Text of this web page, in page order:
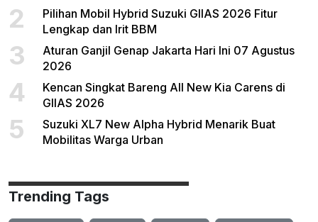
2
Pilihan Mobil Hybrid Suzuki GIIAS 2026 Fitur
Lengkap dan Irit BBM
3
Aturan Ganjil Genap Jakarta Hari Ini 07 Agustus
2026
4
Kencan Singkat Bareng All New Kia Carens di
GIIAS 2026
5
Suzuki XL7 New Alpha Hybrid Menarik Buat
Mobilitas Warga Urban
Trending Tags